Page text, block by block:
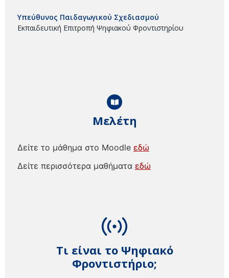
Τι είναι το Ψηφιακό
Φροντιστήριο;
Μελέτη
Δείτε το μάθημα στο Moodle εδώ
Δείτε περισσότερα μαθήματα εδώ
Υπεύθυνος Παιδαγωγικού Σχεδιασμού
Εκπαιδευτική Επιτροπή Ψηφιακού Φροντιστηρίου